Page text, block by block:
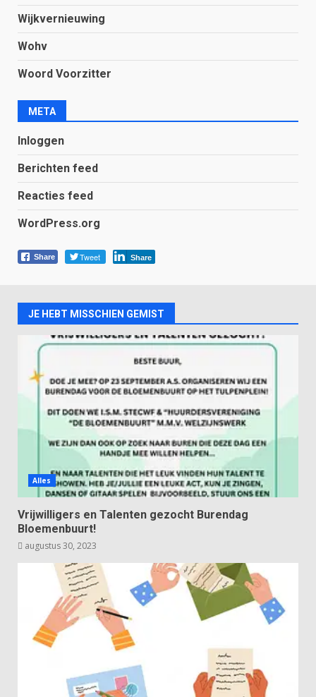
Wijkvernieuwing
Wohv
Woord Voorzitter
META
Inloggen
Berichten feed
Reacties feed
WordPress.org
Share Tweet Share
JE HEBT MISSCHIEN GEMIST
Alles
Vrijwilligers en Talenten gezocht Burendag
Bloemenbuurt!
augustus 30, 2023